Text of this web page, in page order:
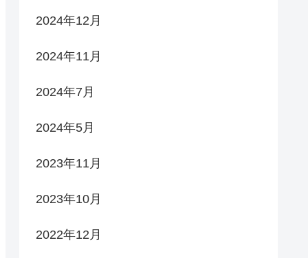
2024年12月
2024年11月
2024年7月
2024年5月
2023年11月
2023年10月
2022年12月